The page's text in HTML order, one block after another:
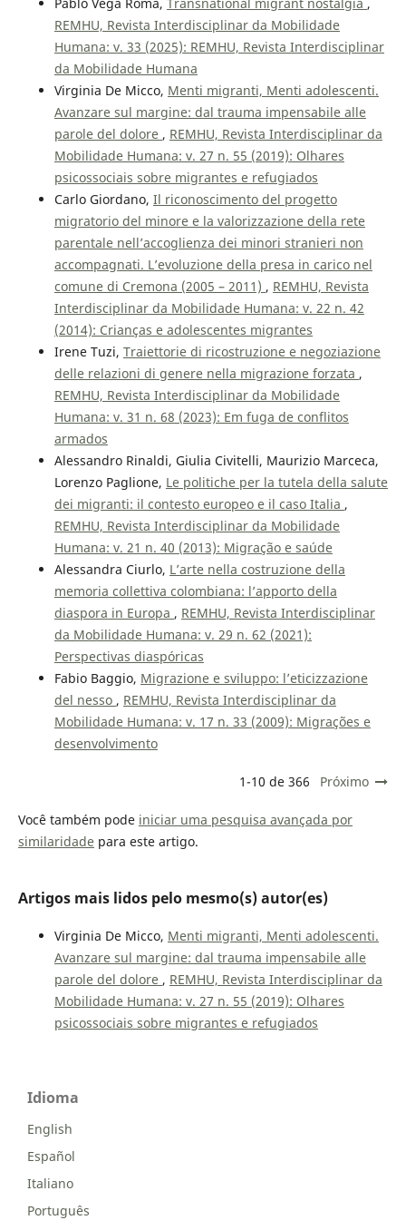
Pablo Vega Romá, Transnational migrant nostalgia ,
REMHU, Revista Interdisciplinar da Mobilidade
Humana: v. 33 (2025): REMHU, Revista Interdisciplinar
da Mobilidade Humana
Virginia De Micco, Menti migranti, Menti adolescenti.
Avanzare sul margine: dal trauma impensabile alle
parole del dolore , REMHU, Revista Interdisciplinar da
Mobilidade Humana: v. 27 n. 55 (2019): Olhares
psicossociais sobre migrantes e refugiados
Carlo Giordano, Il riconoscimento del progetto
migratorio del minore e la valorizzazione della rete
parentale nell’accoglienza dei minori stranieri non
accompagnati. L’evoluzione della presa in carico nel
comune di Cremona (2005 – 2011) , REMHU, Revista
Interdisciplinar da Mobilidade Humana: v. 22 n. 42
(2014): Crianças e adolescentes migrantes
Irene Tuzi, Traiettorie di ricostruzione e negoziazione
delle relazioni di genere nella migrazione forzata ,
REMHU, Revista Interdisciplinar da Mobilidade
Humana: v. 31 n. 68 (2023): Em fuga de conflitos
armados
Alessandro Rinaldi, Giulia Civitelli, Maurizio Marceca,
Lorenzo Paglione, Le politiche per la tutela della salute
dei migranti: il contesto europeo e il caso Italia ,
REMHU, Revista Interdisciplinar da Mobilidade
Humana: v. 21 n. 40 (2013): Migração e saúde
Alessandra Ciurlo, L’arte nella costruzione della
memoria collettiva colombiana: l’apporto della
diaspora in Europa , REMHU, Revista Interdisciplinar
da Mobilidade Humana: v. 29 n. 62 (2021):
Perspectivas diaspóricas
Fabio Baggio, Migrazione e sviluppo: l’eticizzazione
del nesso , REMHU, Revista Interdisciplinar da
Mobilidade Humana: v. 17 n. 33 (2009): Migrações e
desenvolvimento
1-10 de 366 Próximo
Você também pode iniciar uma pesquisa avançada por
similaridadepara este artigo.
Artigos mais lidos pelo mesmo(s) autor(es)
Virginia De Micco, Menti migranti, Menti adolescenti.
Avanzare sul margine: dal trauma impensabile alle
parole del dolore , REMHU, Revista Interdisciplinar da
Mobilidade Humana: v. 27 n. 55 (2019): Olhares
psicossociais sobre migrantes e refugiados
Idioma
English
Español
Italiano
Português